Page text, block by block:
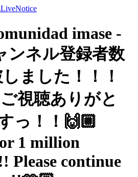
LiveNotice
imase -
ンネル登録者数
ました！！！
視聴ありがと
っ！！🙌🏼
1 million
Please continue